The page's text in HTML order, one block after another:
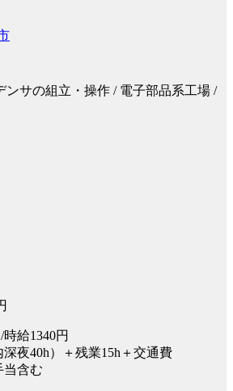
ンサの組立・操作 / 電子部品系工場 /
給1340円
深夜40h）＋残業15h＋交通費
含む